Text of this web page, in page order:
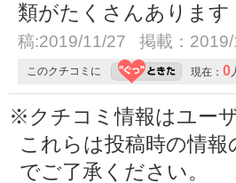
類がたくさんありま
稿:2019/11/27 掲載：2019/
このクチコミに 現在： 0
※クチコミ情報はユー
これらは投稿時の情
でご了承ください。